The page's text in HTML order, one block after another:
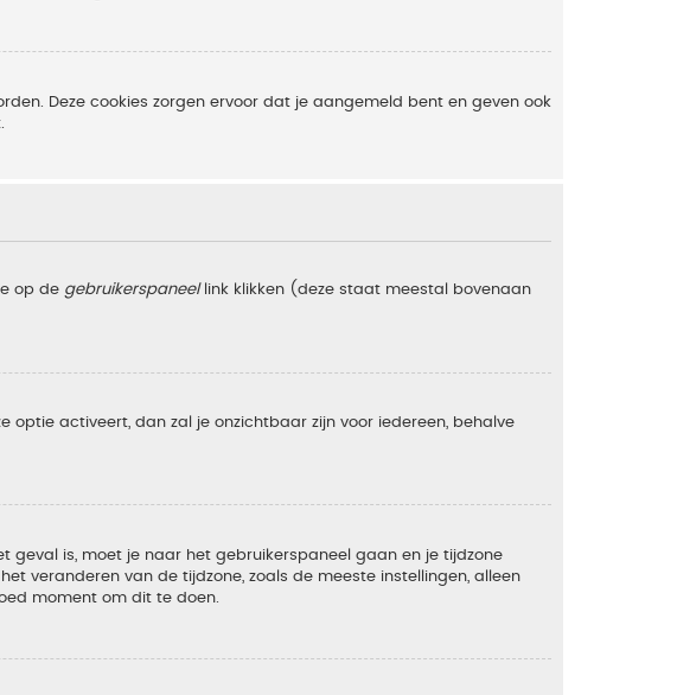
Deze cookies zorgen ervoor dat je aangemeld bent en geven ook
op de gebruikerspaneellink klikken (deze staat meestal bovenaan
optie activeert, dan zal je onzichtbaar zijn voor iedereen, behalve
geval is, moet je naar het gebruikerspaneel gaan en je tijdzone
veranderen van de tijdzone, zoals de meeste instellingen, alleen
moment om dit te doen.